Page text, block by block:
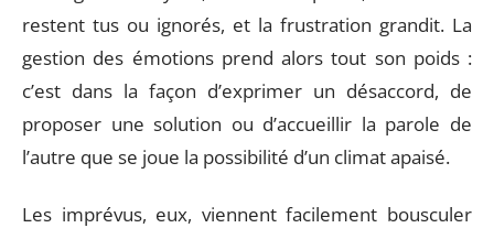
restent tus ou ignorés, et la frustration grandit. La
gestion des émotions prend alors tout son poids :
c’est dans la façon d’exprimer un désaccord, de
proposer une solution ou d’accueillir la parole de
l’autre que se joue la possibilité d’un climat apaisé.
Les imprévus, eux, viennent facilement bousculer